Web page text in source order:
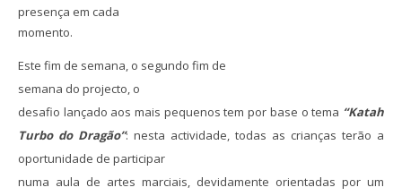
presença em cada
momento.
Este fim de semana, o segundo fim de
semana do projecto, o
desafio lançado aos mais pequenos tem por base o tema “Katah
Turbo do Dragão”: nesta actividade, todas as crianças terão a
oportunidade de participar
numa aula de artes marciais, devidamente orientadas por um